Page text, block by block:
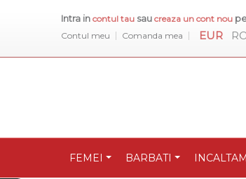
Intra in contul tau sau creaza un cont nou
Contul meu Comanda mea EUR
FEMEI BARBATI